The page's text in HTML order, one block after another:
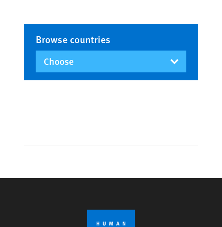
Browse countries